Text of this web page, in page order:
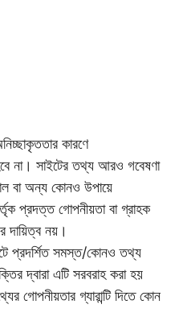
কারণে
সাইটের তথ্য আরও গবেষণা
বা অন্য কোনও উপায়ে
প্রদত্ত গোপনীয়তা বা গ্রাহক
দায়িত্ব নয়।
সমস্ত/কোনও তথ্য
দ্বারা এটি সরবরাহ করা হয়
গ্যারান্টি দিতে কোন